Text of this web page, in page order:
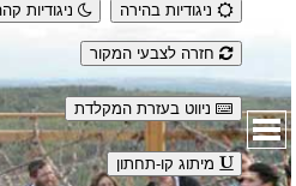
ניגודיות בהירה ניגודיות
חזרה לצבעי המקור
ניווט בעזרת המקלדת
מיתוג קו-תחתון